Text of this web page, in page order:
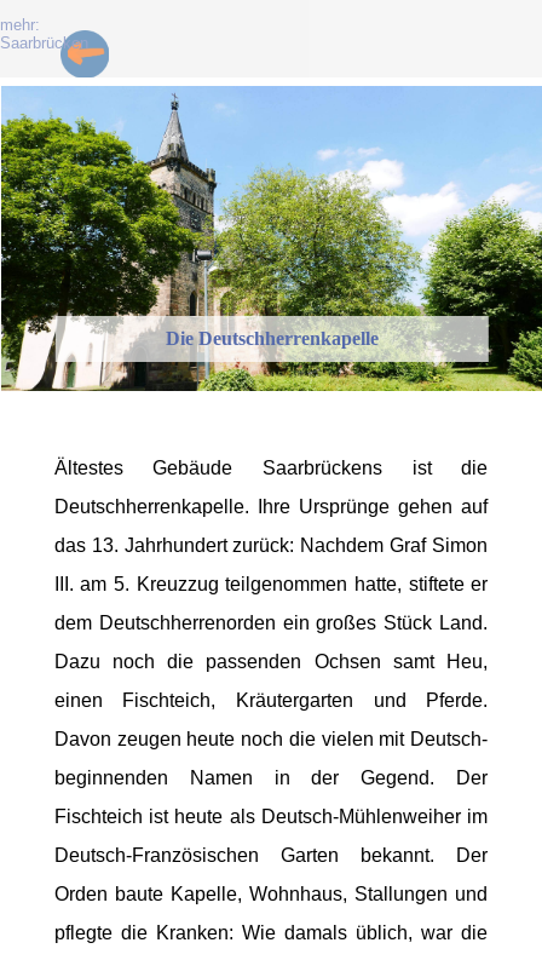
mehr:
Saarbrücken
Die Deutschherrenkapelle
Ältestes Gebäude Saarbrückens ist die
Deutschherrenkapelle. Ihre Ursprünge gehen auf
das 13. Jahrhundert zurück: Nachdem Graf Simon
III. am 5. Kreuzzug teilgenommen hatte, stiftete er
dem Deutschherrenorden ein großes Stück Land.
Dazu noch die passenden Ochsen samt Heu,
einen Fischteich, Kräutergarten und Pferde.
Davon zeugen heute noch die vielen mit Deutsch-
beginnenden Namen in der Gegend. Der
Fischteich ist heute als Deutsch-Mühlenweiher im
Deutsch-Französischen Garten bekannt. Der
Orden baute Kapelle, Wohnhaus, Stallungen und
pflegte die Kranken: Wie damals üblich, war die